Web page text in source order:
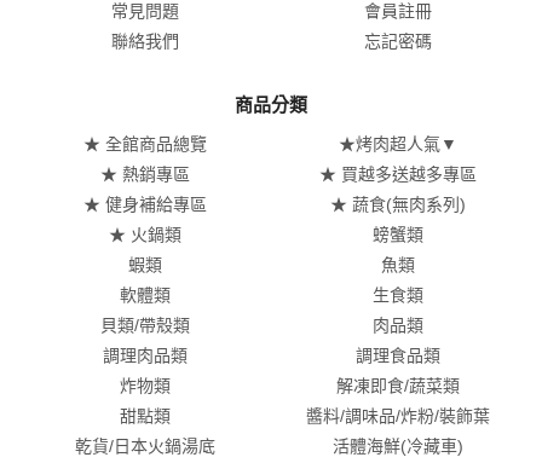
常見問題
聯絡我們
會員註冊
忘記密碼
商品分類
★ 全館商品總覽
★烤肉超人氣▼
★ 熱銷專區
★ 買越多送越多專區
★ 健身補給專區
★ 蔬食(無肉系列)
★ 火鍋類
螃蟹類
蝦類
魚類
軟體類
生食類
貝類/帶殼類
肉品類
調理肉品類
調理食品類
炸物類
解凍即食/蔬菜類
甜點類
醬料/調味品/炸粉/裝飾葉
乾貨/日本火鍋湯底
活體海鮮(冷藏車)